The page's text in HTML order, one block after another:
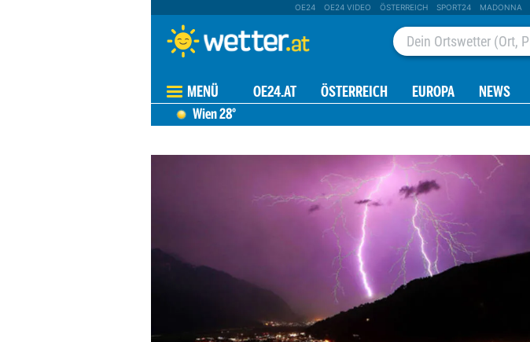
OE24 OE24 VIDEO ÖSTERREICH SPORT24 MADONNA
MENÜ OE24.AT ÖSTERREICH EUROPA NEWS
Wien28°